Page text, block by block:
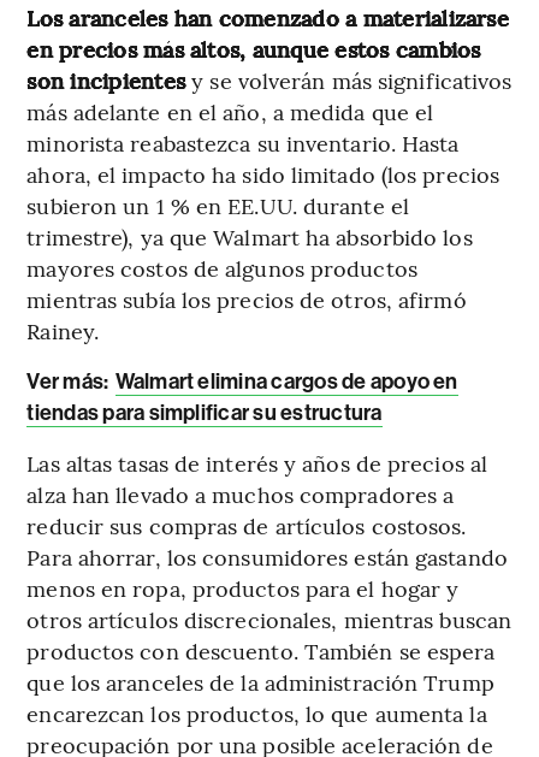
Los aranceles han comenzado a materializarse
en precios más altos, aunque estos cambios
son incipientesy se volverán más significativos
más adelante en el año, a medida que el
minorista reabastezca su inventario. Hasta
ahora, el impacto ha sido limitado (los precios
subieron un 1 % en EE.UU. durante el
trimestre), ya que Walmart ha absorbido los
mayores costos de algunos productos
mientras subía los precios de otros, afirmó
Rainey.
Ver más: Walmart elimina cargos de apoyo en
tiendas para simplificar su estructura
Las altas tasas de interés y años de precios al
alza han llevado a muchos compradores a
reducir sus compras de artículos costosos.
Para ahorrar, los consumidores están gastando
menos en ropa, productos para el hogar y
otros artículos discrecionales, mientras buscan
productos con descuento. También se espera
que los aranceles de la administración Trump
encarezcan los productos, lo que aumenta la
preocupación por una posible aceleración de